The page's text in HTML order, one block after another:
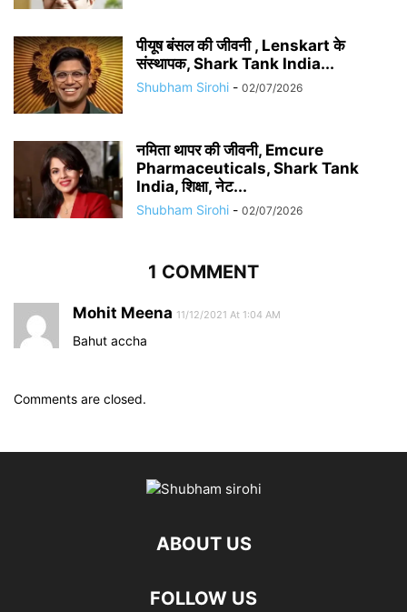
पीयूष बंसल की जीवनी , Lenskart के
संस्थापक, Shark Tank India...
Shubham Sirohi - 02/07/2026
नमिता थापर की जीवनी, Emcure
Pharmaceuticals, Shark Tank
India, शिक्षा, नेट...
Shubham Sirohi - 02/07/2026
1 COMMENT
Mohit Meena 11/12/2021 At 1:04 AM
Bahut accha
Comments are closed.
ABOUT US
FOLLOW US